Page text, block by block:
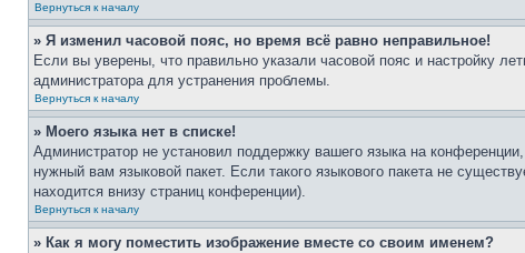
Вернуться к началу
» Я изменил часовой пояс, но время всё равно неправильное!
Если вы уверены, что правильно указали часовой пояс и настройку
администратора для устранения проблемы.
Вернуться к началу
» Моего языка нет в списке!
Администратор не установил поддержку вашего языка на
нужный вам языковой пакет. Если такого языкового пакета не
находится внизу страниц конференции).
Вернуться к началу
» Как я могу поместить изображение вместе со своим именем?